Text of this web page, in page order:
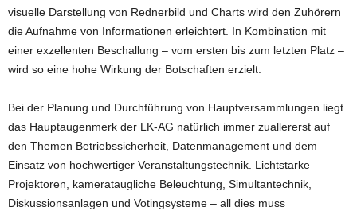
visuelle Darstellung von Rednerbild und Charts wird den Zuhörern
die Aufnahme von Informationen erleichtert. In Kombination mit
einer exzellenten Beschallung – vom ersten bis zum letzten Platz –
wird so eine hohe Wirkung der Botschaften erzielt.
Bei der Planung und Durchführung von Hauptversammlungen liegt
das Hauptaugenmerk der LK-AG natürlich immer zuallererst auf
den Themen Betriebssicherheit, Datenmanagement und dem
Einsatz von hochwertiger Veranstaltungstechnik. Lichtstarke
Projektoren, kamerataugliche Beleuchtung, Simultantechnik,
Diskussionsanlagen und Votingsysteme – all dies muss